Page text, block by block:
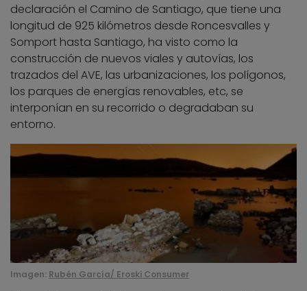
declaración el Camino de Santiago, que tiene una
longitud de 925 kilómetros desde Roncesvalles y
Somport hasta Santiago, ha visto como la
construcción de nuevos viales y autovías, los
trazados del AVE, las urbanizaciones, los polígonos,
los parques de energías renovables, etc, se
interponían en su recorrido o degradaban su
entorno.
Imagen: Rubén García/ Eroski Consumer